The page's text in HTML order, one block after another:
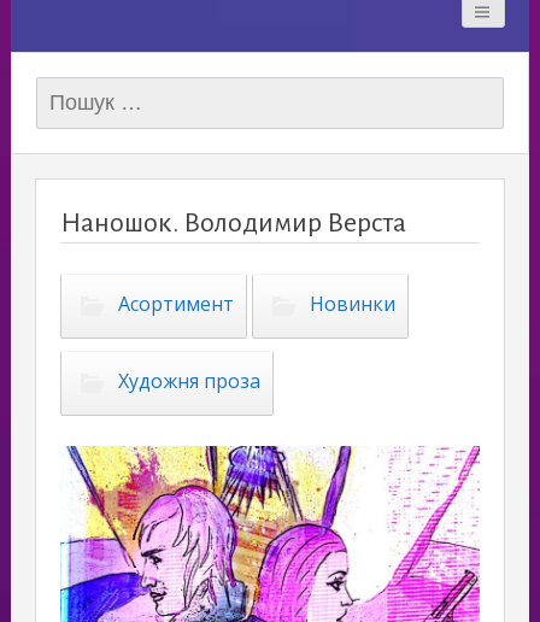
Пошук:
Наношок. Володимир Верста
Асортимент Новинки
Художня проза